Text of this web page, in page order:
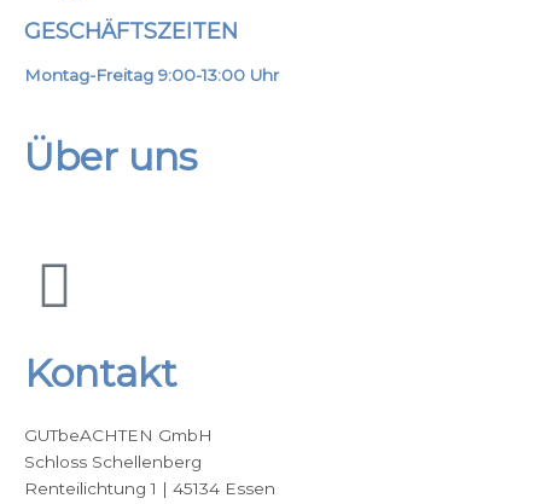
GESCHÄFTSZEITEN
Montag-Freitag 9:00-13:00 Uhr
Über uns
F
a
c
e
Kontakt
GUTbeACHTEN GmbH
Schloss Schellenberg
Renteilichtung 1 | 45134 Essen